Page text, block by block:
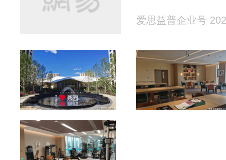
爱思益普企业号